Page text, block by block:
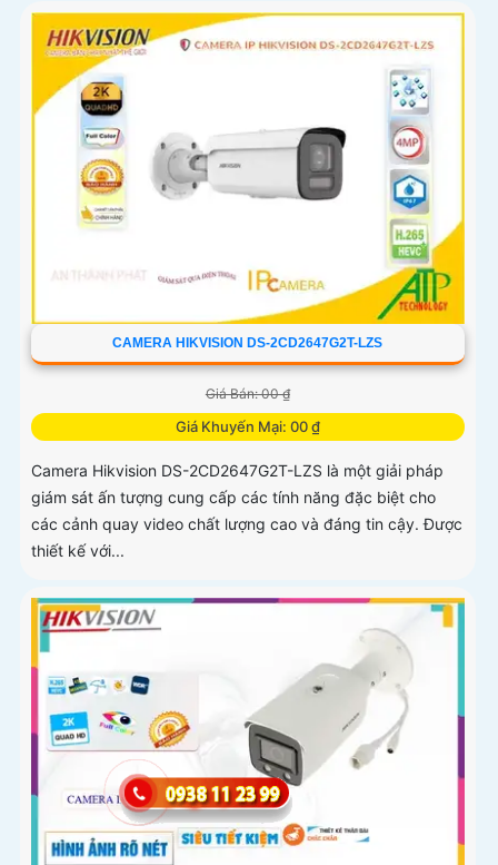
CAMERA HIKVISION DS-2CD2647G2T-LZS
Giá Bán: 00 ₫
Giá Khuyến Mại: 00 ₫
Camera Hikvision DS-2CD2647G2T-LZS là một giải pháp
giám sát ấn tượng cung cấp các tính năng đặc biệt cho
các cảnh quay video chất lượng cao và đáng tin cậy. Được
thiết kế với...